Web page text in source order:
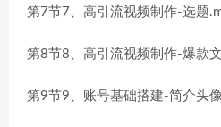
第7节7、高引流视频制作-选题
第8节8、高引流视频制作-爆款
第9节9、账号基础搭建-简介头